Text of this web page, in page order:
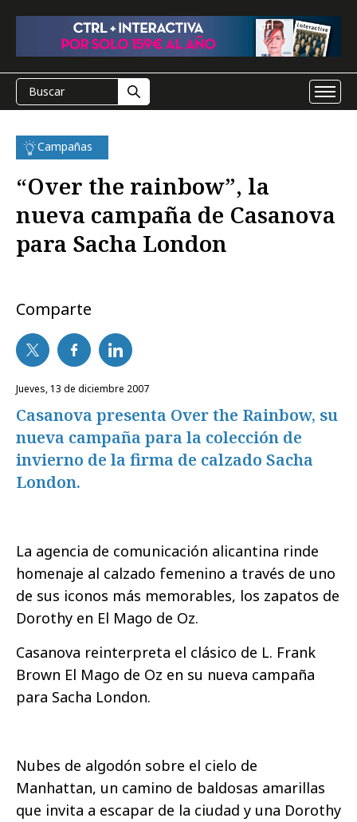
Campañas
“Over the rainbow”, la
nueva campaña de Casanova
para Sacha London
Comparte
jueves, 13 de diciembre 2007
Casanova presenta Over the Rainbow, su
nueva campaña para la colección de
invierno de la firma de calzado Sacha
London.
La agencia de comunicación alicantina rinde
homenaje al calzado femenino a través de uno
de sus iconos más memorables, los zapatos de
Dorothy en El Mago de Oz.
Casanova reinterpreta el clásico de L. Frank
Brown El Mago de Oz en su nueva campaña
para Sacha London.
Nubes de algodón sobre el cielo de
Manhattan, un camino de baldosas amarillas
que invita a escapar de la ciudad y una Dorothy